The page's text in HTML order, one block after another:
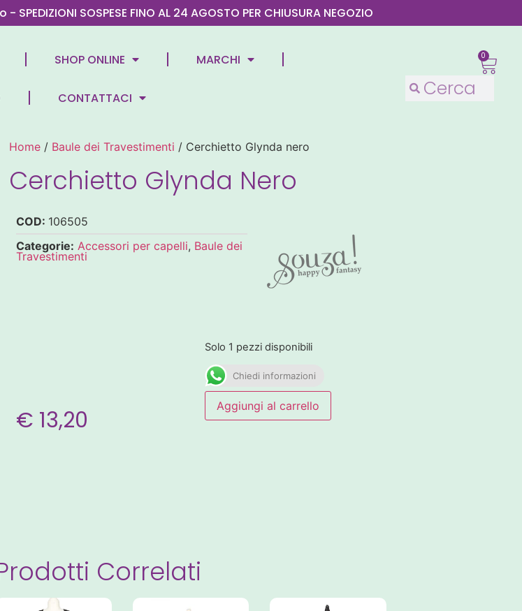
SOSPESE FINO AL 24 AGOSTO PER CHIUSURA NEGOZIO
SHOP ONLINE MARCHI
CONTATTACI
0
Home / Baule dei Travestimenti / Cerchietto Glynda nero
Cerchietto Glynda Nero
COD: 106505
Categorie: Accessori per capelli, Baule dei
Travestimenti
€ 13,20
Solo 1 pezzi disponibili
Chiedi informazioni
Aggiungi al carrello
Correlati